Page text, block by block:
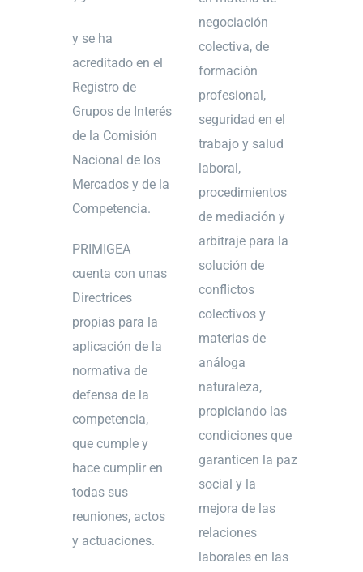
y se ha
acreditado en el
Registro de
Grupos de Interés
de la Comisión
Nacional de los
Mercados y de la
Competencia.
PRIMIGEA
cuenta con unas
Directrices
propias para la
aplicación de la
normativa de
defensa de la
competencia,
que cumple y
hace cumplir en
todas sus
reuniones, actos
y actuaciones.
negociación
colectiva, de
formación
profesional,
seguridad en el
trabajo y salud
laboral,
procedimientos
de mediación y
arbitraje para la
solución de
conflictos
colectivos y
materias de
análoga
naturaleza,
propiciando las
condiciones que
garanticen la paz
social y la
mejora de las
relaciones
laborales en las